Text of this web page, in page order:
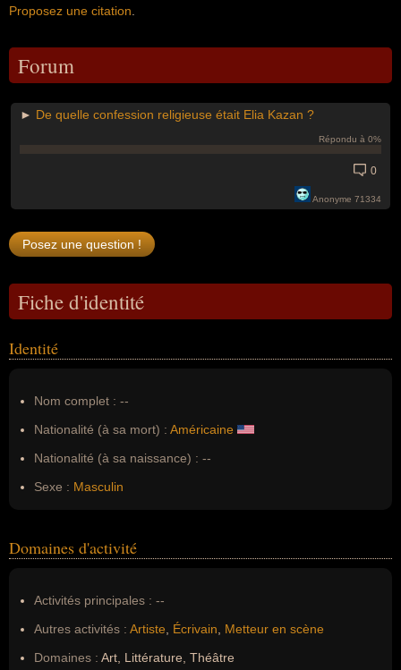
Proposez une citation
Forum
► De quelle confession religieuse était Elia Kazan ?
Répondu à 0%
0
Anonyme 71334
Fiche d'identité
Identité
Nom complet : --
Nationalité (à sa mort) : Américaine
Nationalité (à sa naissance) : --
Sexe : Masculin
Domaines d'activité
Activités principales : --
Autres activités : Artiste Écrivain
Metteur en scène
Domaines : Art, Littérature, Théâtre